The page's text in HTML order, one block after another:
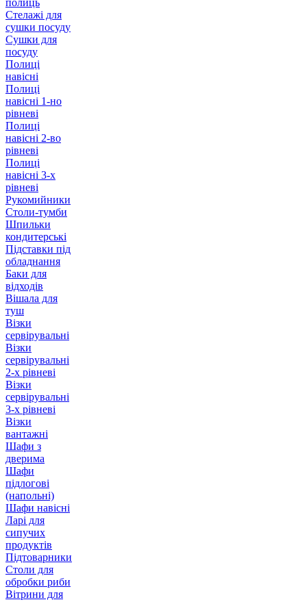
полиць
Стелажі для
сушки посуду
Сушки для
посуду
Полиці
навісні
Полиці
навісні 1-но
рівневі
Полиці
навісні 2-во
рівневі
Полиці
навісні 3-х
рівневі
Рукомийники
Столи-тумби
Шпильки
кондитерські
Підставки під
обладнання
Баки для
відходів
Вішала для
туш
Візки
сервірувальні
Візки
сервірувальні
2-х рівневі
Візки
сервірувальні
3-х рівневі
Візки
вантажні
Шафи з
дверима
Шафи
підлогові
(напольні)
Шафи навісні
Ларі для
сипучих
продуктів
Підтоварники
Столи для
обробки риби
Вітрини для